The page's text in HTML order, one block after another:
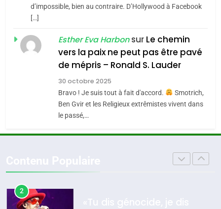
Accords d’Isaac:
l’alliance pourrait
s’étendre à 13 pays
d’Amérique latine
ISRAÉL JUDAISME
2025, l’année la plus
meurtrière selon le
FIÈRE, DIGNE ET RÉSILIENTE :
d’impossible, bien au contraire. D’Hollywood à Facebook
[…]
Esther Eva Harbonsur Le chemin
vers la paix ne peut pas être pavé
de mépris – Ronald S. Lauder
30 octobre 2025
Bravo ! Je suis tout à fait d'accord.
Smotrich,
Ben Gvir et les Religieux extrêmistes vivent dans
le passé,…
CE QUI NOUS MANQUE –
JUDAISME
Maroc : Les amandes de
Tafraout, le miel de Tadla
Azilal consacrés produits
du terroir
DAFINA MAROC
Oeil ravageur – Vanessa De
2